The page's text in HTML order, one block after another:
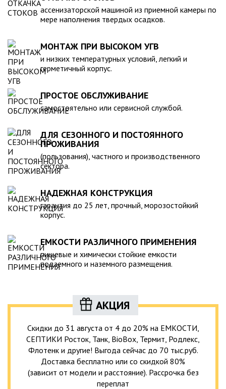
компанией, произведена в полном соответствии с
действующими стандартами и полностью безопасна в
экологическом отношении.
ассенизаторской машиной из приемной камеры по
мере наполнения твердых осадков.
МОНТАЖ ПРИ ВЫСОКОМ УГВ
и низких температурных условий, легкий и
герметичный корпус.
ПРОСТОЕ ОБСЛУЖИВАНИЕ
самостоятельно или сервисной службой.
ДЛЯ СЕЗОННОГО И ПОСТОЯННОГО
ПРОЖИВАНИЯ
(пользования), частного и производственного
сектора.
НАДЕЖНАЯ КОНСТРУКЦИЯ
гарантия до 25 лет, прочный, морозостойкий
корпус.
ЕМКОСТИ РАЗЛИЧНОГО ПРИМЕНЕНИЯ
пищевые и химически стойкие емкости
подземного и наземного размещения.
АКЦИЯ
Скидки до 31 августа от 4 до 20% на ЕМКОСТИ,
СЕПТИКИ Росток, Танк, BioBox, Термит, Родлекс,
Флотенк и другие! Выгода сейчас до 70 тыс.руб.
Доставка бесплатно или со скидкой 80%
(зависит от модели и расстояние). Рассрочка без
переплат